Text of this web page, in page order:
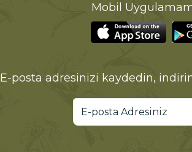
Mobil
E-posta adresinizi kaydedin,